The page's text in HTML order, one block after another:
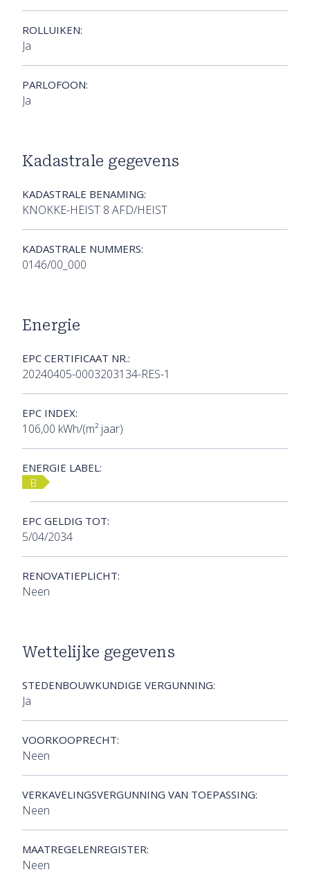
ROLLUIKEN:
Ja
PARLOFOON:
Ja
Kadastrale gegevens
KADASTRALE BENAMING:
KNOKKE-HEIST 8 AFD/HEIST
KADASTRALE NUMMERS:
0146/00_000
Energie
EPC CERTIFICAAT NR.:
20240405-0003203134-RES-1
EPC INDEX:
106,00 kWh/(m² jaar)
ENERGIE LABEL:
B
EPC GELDIG TOT:
5/04/2034
RENOVATIEPLICHT:
Neen
Wettelijke gegevens
STEDENBOUWKUNDIGE VERGUNNING:
Ja
VOORKOOPRECHT:
Neen
VERKAVELINGSVERGUNNING VAN TOEPASSING:
Neen
MAATREGELENREGISTER:
Neen